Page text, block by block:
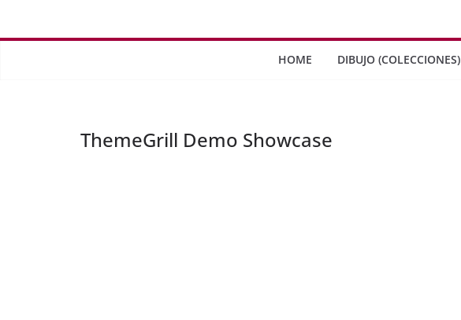
HOME DIBUJO (COLECCIONES)
ThemeGrill Demo Showcase